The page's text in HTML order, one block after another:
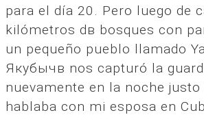
para el día 20. Pero luego de
kilómetros dв bosques con
un pequeño pueblo llamado
Якубычв nos capturó la
nuevamente en la noche justo
hablaba con mi esposa en